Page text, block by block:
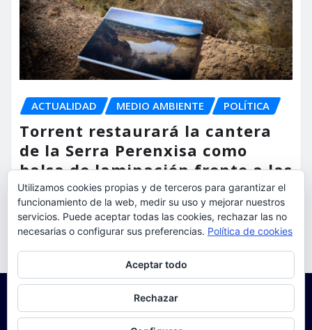
ACTUALIDAD MEDIO AMBIENTE POLÍTICA
Torrent restaurará la cantera
de la Serra Perenxisa como
balsa de laminación frente a las
lluvias torrenciales
torrent al dia Ago 5, 2026
Utilizamos cookies propias y de terceros para garantizar el
funcionamiento de la web, medir su uso y mejorar nuestros
servicios. Puede aceptar todas las cookies, rechazar las no
necesarias o configurar sus preferencias. Política de cookies
Aceptar todo
Rechazar
Para obtener más información, incluido cómo gestionar las cookies,